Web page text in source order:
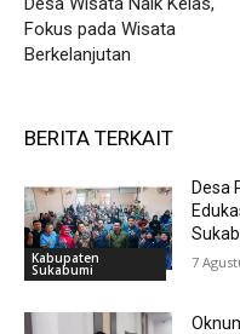
Fokus pada Wisata
Berkelanjutan
BERITA TERKAIT
Kabupaten
Sukabumi
Desa
7